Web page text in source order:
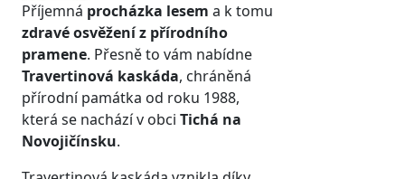
Příjemná procházka lesem a k tomu
zdravé osvěžení z přírodního
pramene. Přesně to vám nabídne
Travertinová kaskáda, chráněná
přírodní památka od roku 1988,
která se nachází v obci Tichá na
Novojičínsku.